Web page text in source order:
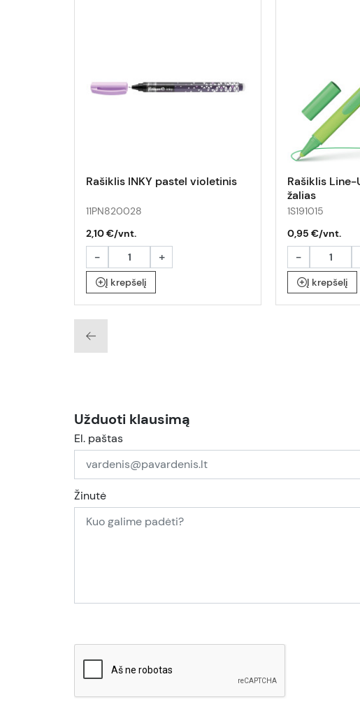
Rašiklis INKY pastel violetinis
11PN820028
2,10 €/vnt.
- +
Į krepšelį
Rašiklis
žalias
1S191015
0,95 €/vnt.
-
Į krepšelį
Užduoti klausimą
El. paštas
Žinutė